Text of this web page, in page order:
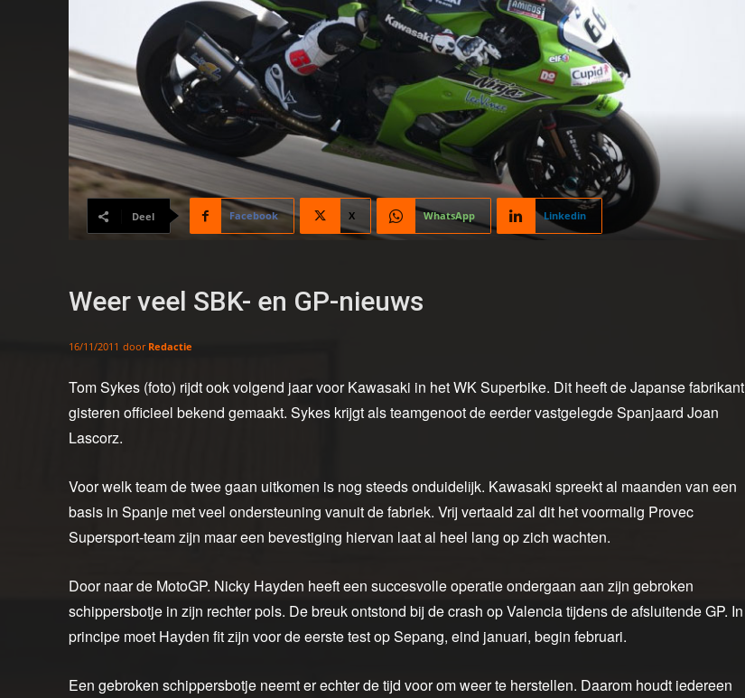
Deel Facebook X WhatsApp Linkedin
Weer veel SBK- en GP-nieuws
16/11/2011 door Redactie
Tom Sykes (foto) rijdt ook volgend jaar voor Kawasaki in het WK Superbike. Dit heeft de Japanse fabrikant
gisteren officieel bekend gemaakt. Sykes krijgt als teamgenoot de eerder vastgelegde Spanjaard Joan
Lascorz.
Voor welk team de twee gaan uitkomen is nog steeds onduidelijk. Kawasaki spreekt al maanden van een
basis in Spanje met veel ondersteuning vanuit de fabriek. Vrij vertaald zal dit het voormalig Provec
Supersport-team zijn maar een bevestiging hiervan laat al heel lang op zich wachten.
Door naar de MotoGP. Nicky Hayden heeft een succesvolle operatie ondergaan aan zijn gebroken
schippersbotje in zijn rechter pols. De breuk ontstond bij de crash op Valencia tijdens de afsluitende GP. In
principe moet Hayden fit zijn voor de eerste test op Sepang, eind januari, begin februari.
Een gebroken schippersbotje neemt er echter de tijd voor om weer te herstellen. Daarom houdt iedereen